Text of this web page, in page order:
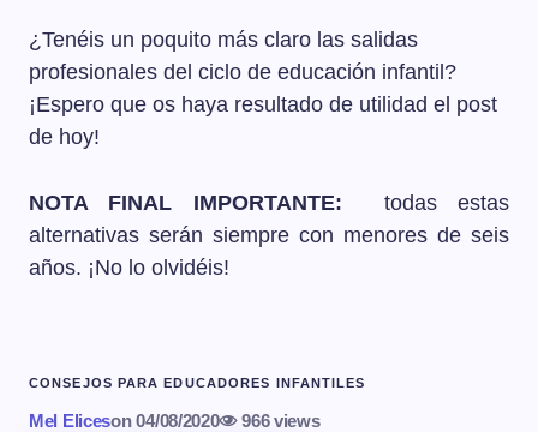
¿Tenéis un poquito más claro las salidas
profesionales del ciclo de educación infantil?
¡Espero que os haya resultado de utilidad el post
de hoy!
NOTA FINAL IMPORTANTE: todas estas
alternativas serán siempre con menores de seis
años. ¡No lo olvidéis!
CONSEJOS PARA EDUCADORES INFANTILES
Mel Eliceson 04/08/2020 966 views